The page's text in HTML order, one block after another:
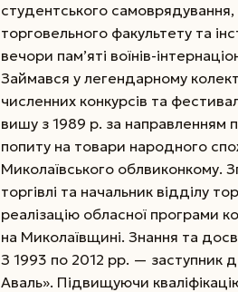
студентського
торговельного факультету та
вечори пам’яті воїнів-
Займався у легендарному
численних конкурсів та
вишу з 1989 р. за
попиту на товари народного
Миколаївського облвиконкому.
торгівлі та начальник відділу
реалізацію обласної програми
на Миколаївщині. Знання та
З 1993 по 2012 рр. —
Аваль». Підвищуючи